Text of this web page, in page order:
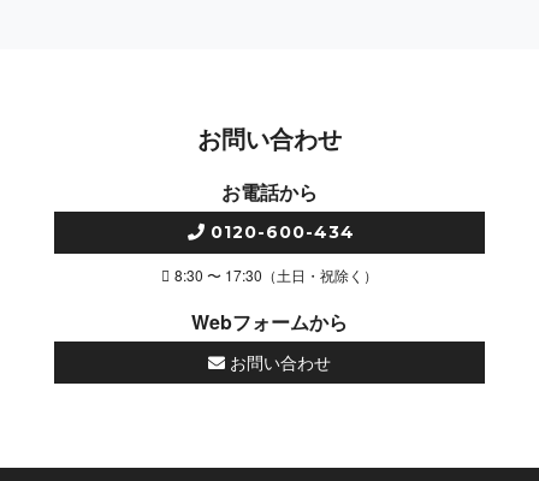
お問い合わせ
お電話から
0120-600-434
8:30 〜 17:30（土日・祝除く）
Webフォームから
お問い合わせ